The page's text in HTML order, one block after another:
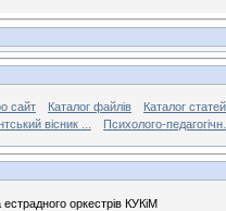
сайт Каталог файлів
Каталог статей
вісник ...
Психолого-
оркестрів КУКіМ